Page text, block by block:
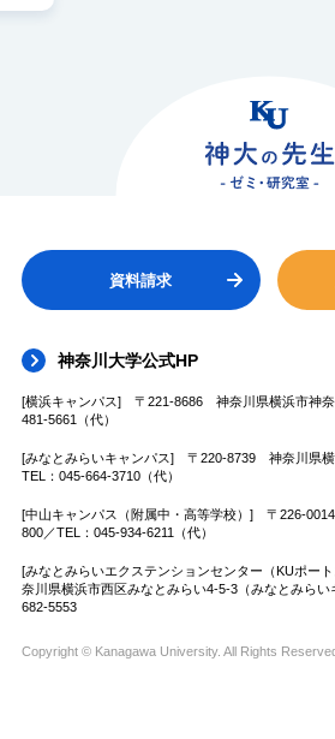
資料請求
神奈川大学公式HP
[横浜キャンパス] 〒221-8686 神奈川県横浜市神奈
481-5661（代）
[みなとみらいキャンパス] 〒220-8739 神奈川県横
TEL：045-664-3710（代）
[中山キャンパス（附属中・高等学校）] 〒226-
800／TEL：045-934-6211（代）
[みなとみらいエクステンションセンター（KUポ
奈川県横浜市西区みなとみらい4-5-3（みなとみら
682-5553
Copyright © Kanagawa University. All Rights